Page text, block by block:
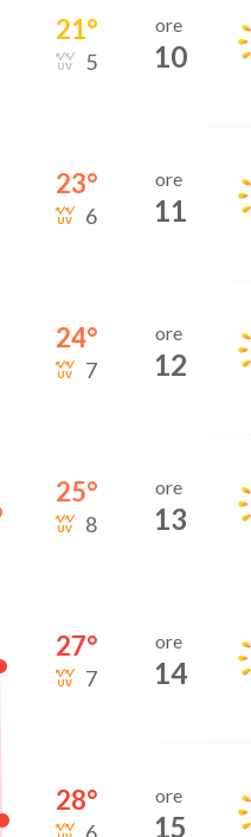
21°
5
ore
10
23°
6
ore
11
24°
7
ore
12
25°
8
ore
13
27°
7
ore
14
28° ore
15